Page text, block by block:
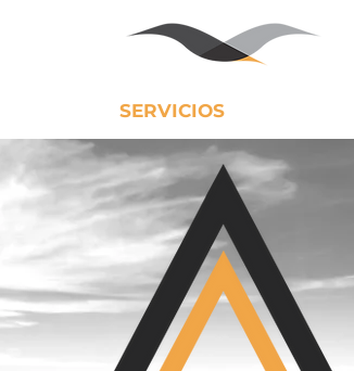
SERVICIOS